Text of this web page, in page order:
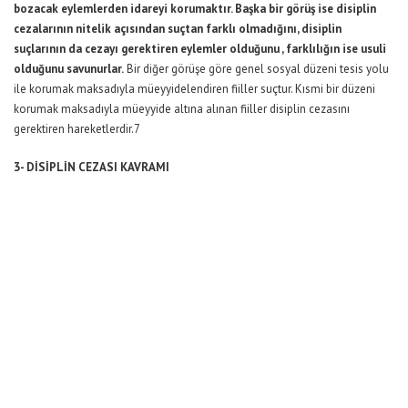
bozacak eylemlerden idareyi korumaktır. Başka bir görüş ise disiplin
cezalarının nitelik açısından suçtan farklı olmadığını, disiplin
suçlarının da cezayı gerektiren eylemler olduğunu , farklılığın ise usuli
olduğunu savunurlar.Bir diğer görüşe göre genel sosyal düzeni tesis yolu
ile korumak maksadıyla müeyyidelendiren fiiller suçtur. Kısmi bir düzeni
korumak maksadıyla müeyyide altına alınan fiiller disiplin cezasını
gerektiren hareketlerdir.7
3- DİSİPLİN CEZASI KAVRAMI